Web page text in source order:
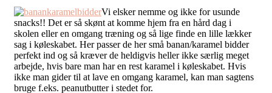
Vi elsker nemme og ikke for usunde
snacks!! Det er så skønt at komme hjem fra en hård dag i
skolen eller en omgang træning og så lige finde en lille lækker
sag i køleskabet. Her passer de her små banan/karamel bidder
perfekt ind og så kræver de heldigvis heller ikke særlig meget
arbejde, hvis bare man har en rest karamel i køleskabet. Hvis
ikke man gider til at lave en omgang karamel, kan man sagtens
bruge f.eks. peanutbutter i stedet for.